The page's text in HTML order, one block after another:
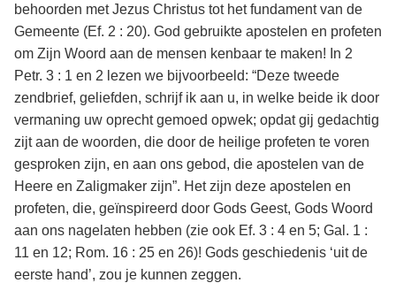
behoorden met Jezus Christus tot het fundament van de
Gemeente (Ef. 2 : 20). God gebruikte apostelen en profeten
om Zijn Woord aan de mensen kenbaar te maken! In 2
Petr. 3 : 1 en 2 lezen we bijvoorbeeld: “Deze tweede
zendbrief, geliefden, schrijf ik aan u, in welke beide ik door
vermaning uw oprecht gemoed opwek; opdat gij gedachtig
zijt aan de woorden, die door de heilige profeten te voren
gesproken zijn, en aan ons gebod, die apostelen van de
Heere en Zaligmaker zijn”. Het zijn deze apostelen en
profeten, die, geïnspireerd door Gods Geest, Gods Woord
aan ons nagelaten hebben (zie ook Ef. 3 : 4 en 5; Gal. 1 :
11 en 12; Rom. 16 : 25 en 26)! Gods geschiedenis ‘uit de
eerste hand’, zou je kunnen zeggen.